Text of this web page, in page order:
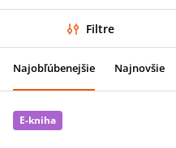
Filtre
Najobľúbenejšie Najnovšie
E-kniha